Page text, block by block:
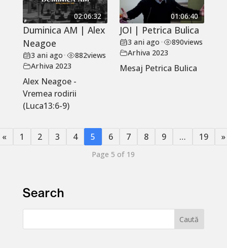
02:06:32
Duminica AM | Alex
Neagoe
3 ani ago• 882views
Arhiva 2023
Alex Neagoe -
Vremea rodirii
(Luca13:6-9)
01:06:40
JOI | Petrica Bulica
3 ani ago • 890views
Arhiva 2023
Mesaj Petrica Bulica
« 1 2 3 4 5 6 7 8 9 … 19 »
Page 5 of 19
Search